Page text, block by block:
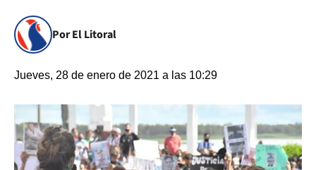
Por El Litoral
Jueves, 28 de enero de 2021 a las 10:29